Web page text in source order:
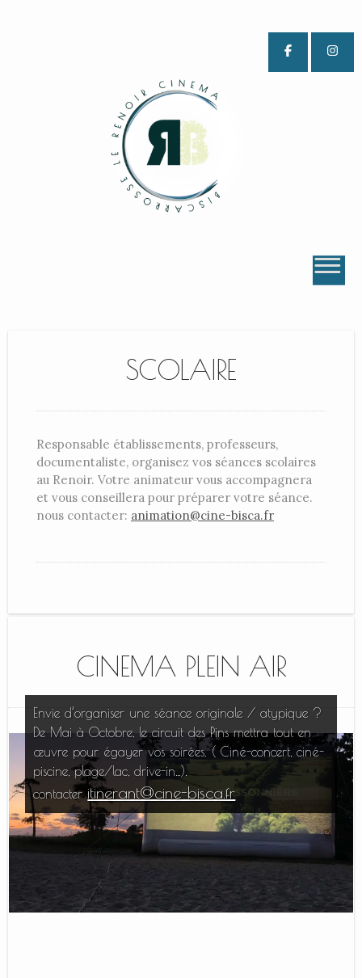
SCOLAIRE
Responsable établissements, professeurs,
documentaliste, organisez vos séances scolaires
au Renoir. Votre animateur vous accompagnera
et vous conseillera pour préparer votre séance.
nous contacter: animation@cine-bisca.fr
CINEMA PLEIN AIR
Envie d’organiser une séance originale / atypique ?
De Mai à Octobre, le circuit des Pins mettra tout en
œuvre pour égayer vos soirées. ( Ciné-concert, ciné-
piscine, plage/lac, drive-in…).
contacteritinerant@cine-bisca.fr